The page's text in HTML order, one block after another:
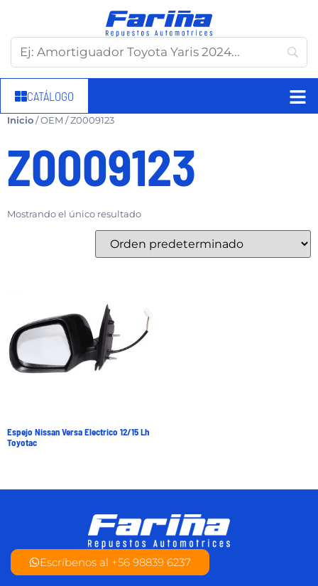
CATÁLOGO
Inicio/ OEM / Z0009123
Z0009123
Mostrando el único resultado
Espejo Nissan Versa Electrico 12/15 Lh
Toyotac
Escríbenos al +56 98839 6237